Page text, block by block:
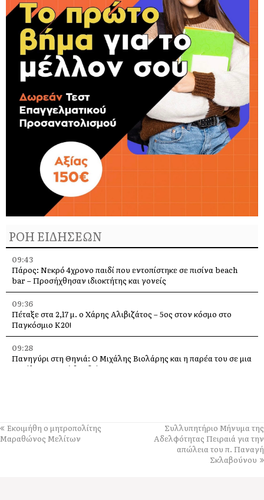
ΡΟΗ ΕΙΔΗΣΕΩΝ
09:43
Πάρος: Νεκρό 4χρονο παιδί που εντοπίστηκε σε πισίνα beach
bar – Προσήχθησαν ιδιοκτήτης και γονείς
09:36
Πέταξε στα 2,17 μ. ο Χάρης Αλιβιζάτος – 5ος στον κόσμο στο
Παγκόσμιο Κ20!
09:28
Πανηγύρι στη Θηνιά: Ο Μιχάλης Βιολάρης και η παρέα του σε μια
μεγάλη μουσική βραδιά
09:21
ΑΕΚ Κεφαλονιάς: Ξεκίνησαν οι εγγραφές στις Ακαδημίες – Η
Εκοιμήθη ο μητροπολίτης
Μαραθώνος Μελίτων
Συλλυπητήριο Μήνυμα της
Αδελφότητας Πειραιά για την
απώλεια του π. Παναγή
Σκλαβούνου